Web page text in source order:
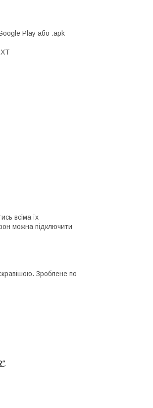
Play або .apk
всіма їх
можна підключити
Зроблене по
.